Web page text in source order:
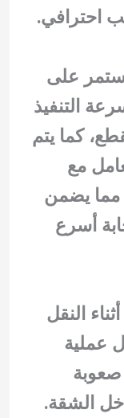
احترافي.
على
التنفيذ
كما يتم
مع
مما يضمن
أسرع
النقل
عملية
صعوبة
الشقة.